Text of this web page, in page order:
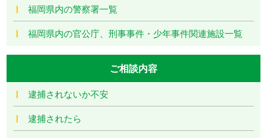
福岡県内の警察署一覧
福岡県内の官公庁、刑事事件・少年事件関連施設一覧
ご相談内容
逮捕されないか不安
逮捕されたら